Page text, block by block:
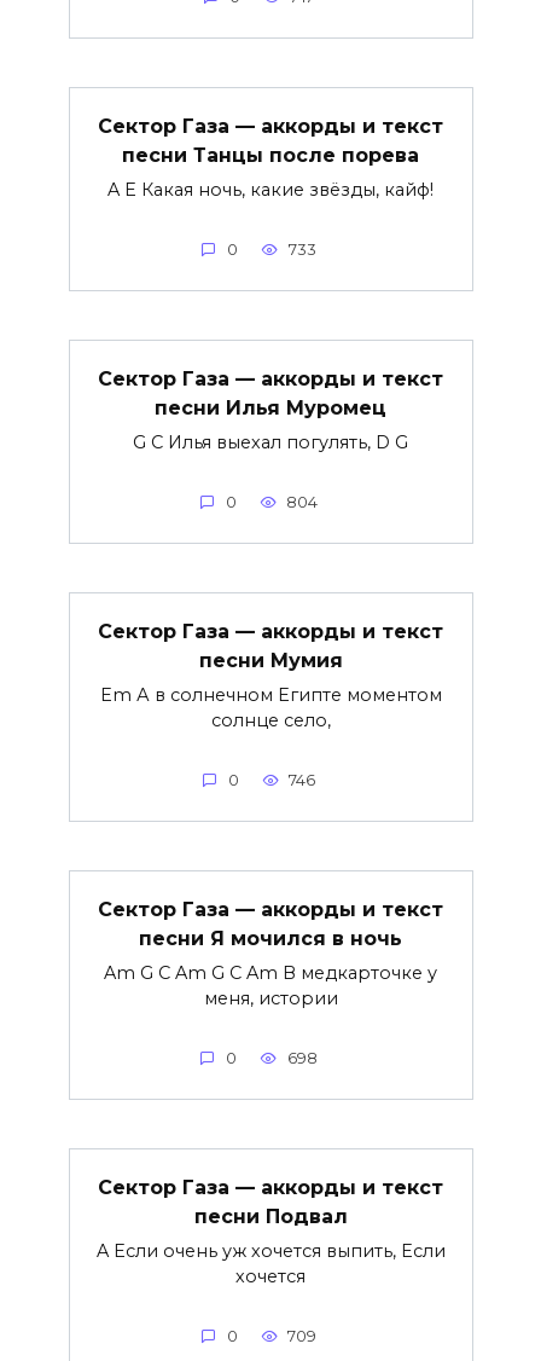
Сектор Газа — аккорды и текст
песни Танцы после порева
A E Какая ночь, какие звёзды, кайф!
0 733
Сектор Газа — аккорды и текст
песни Илья Муромец
G C Илья выехал погулять, D G
0 804
Сектор Газа — аккорды и текст
песни Мумия
Em А в солнечном Египте моментом
солнце село,
0 746
Сектор Газа — аккорды и текст
песни Я мочился в ночь
Am G C Am G C Am В медкарточке у
меня, истории
0 698
Сектор Газа — аккорды и текст
песни Подвал
A Если очень уж хочется выпить, Если
хочется
0 709